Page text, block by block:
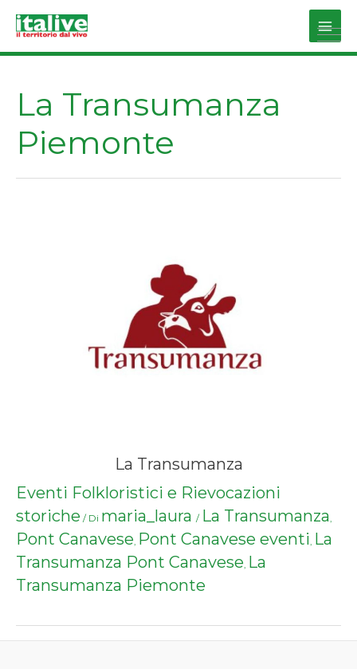
Main
La Transumanza
Piemonte
La Transumanza
Eventi Folkloristici e Rievocazioni
storiche / Di maria_laura / La Transumanza,
Pont Canavese, Pont Canavese eventi, La
Transumanza Pont Canavese, La
Transumanza Piemonte